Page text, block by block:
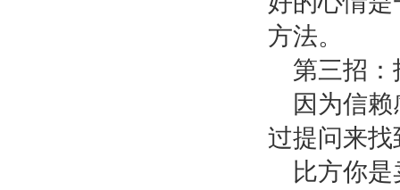
方法。
第三招
因为信
过提问来
比方你